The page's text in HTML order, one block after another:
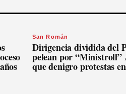
San Román
Dirigencia dividida del
pelean por “Ministroll”
que denigro protestas